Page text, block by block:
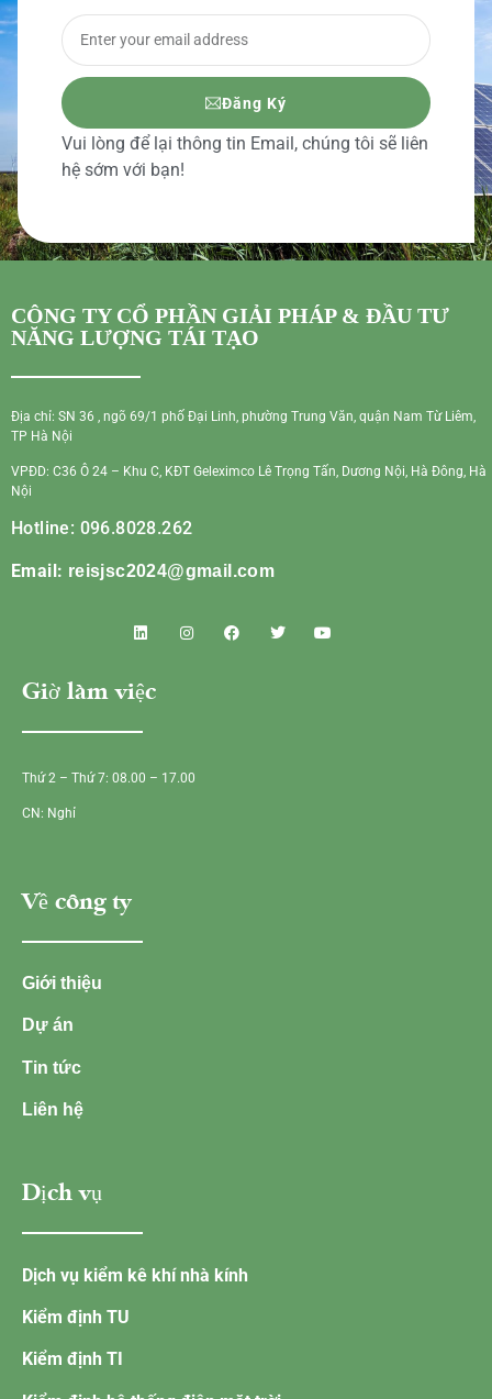
Đăng Ký
Vui lòng để lại thông tin Email, chúng tôi sẽ liên
hệ sớm với bạn!
CÔNG TY CỔ PHẦN GIẢI PHÁP & ĐẦU TƯ
NĂNG LƯỢNG TÁI TẠO
Địa chỉ: SN 36 , ngõ 69/1 phố Đại Linh, phường Trung Văn, quận Nam Từ Liêm,
TP Hà Nội
VPĐD: C36 Ô 24 – Khu C, KĐT Geleximco Lê Trọng Tấn, Dương Nội, Hà Đông, Hà
Nội
Hotline: 096.8028.262
Email: reisjsc2024@gmail.com
Giờ làm việc
Thứ 2 – Thứ 7: 08.00 – 17.00
CN: Nghỉ
Về công ty
Giới thiệu
Dự án
Tin tức
Liên hệ
Dịch vụ
Dịch vụ kiểm kê khí nhà kính
Kiểm định TU
Kiểm định TI